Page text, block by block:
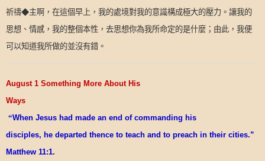
祈禱◆主啊，在這個早上，我的處境對我的意識構成極大的壓力。讓我的
思想、情感，我的整個本性，去思想你為我所命定的是什麼；由此，我便
可以知道我所做的並沒有錯。
August 1 Something More About His
Ways
“When Jesus had made an end of commanding his
disciples, he departed thence to teach and to preach in their cities.”
Matthew 11:1.